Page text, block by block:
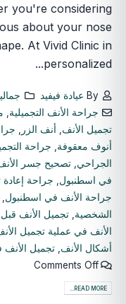
you're considering
about your nose
At Vivid Clinic in
personalized...
By عيادة فيفيد
جراحة الأنف التجميلية
تجميل الأنف
أنف الزر
أنوف معقوفة
جراحة
الجراحي تصحيح جسر
في اسطنبول
جراحة
جراحة الأنف في اسطنبول
الشخصية تجميل الأنف قبل
الأنف في عملية تجميل
أشكال الأنف تجميل الأنف
Comments Off
READ MORE...